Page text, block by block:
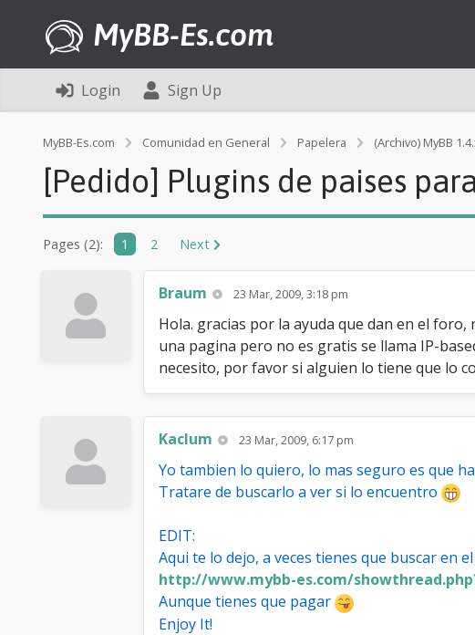
MyBB-Es.com
Login
Sign Up
MyBB-Es.com Comunidad en General Papelera (Archivo) MyBB
[Pedido] Plugins de paises
Pages (2): 1 2 Next
Braum 23 Mar, 2009, 3:18 pm
Hola. gracias por la ayuda que dan en el
una pagina pero no es gratis se llama IP-
necesito, por favor si alguien lo tiene que lo
Kaclum 23 Mar, 2009, 6:17 pm
Yo tambien lo quiero, lo mas seguro es que
Tratare de buscarlo a ver si lo encuentro
EDIT:
Aqui te lo dejo, a veces tienes que buscar en
http://www.mybb-es.com/
Aunque tienes que pagar
Enjoy It!